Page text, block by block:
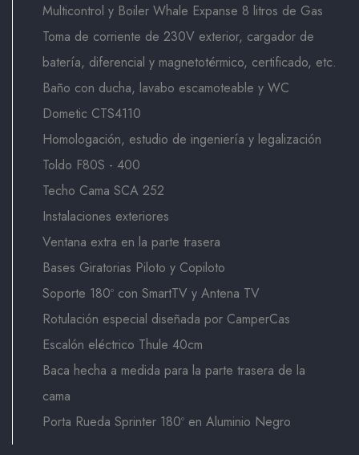
Multicontrol y Boiler Whale Expanse 8 litros de Gas
Toma de corriente de 230V exterior, cargador de
batería, diferencial y magnetotérmico, certificado, etc.
Baño con ducha, lavabo escamoteable y WC
Dometic CTS4110
Homologación, estudio de ingeniería y legalización
Toldo F80S - 400
Techo Cama SCA 252
Instalaciones exteriores
Ventana extra en la parte trasera
Bases Giratorias Piloto y Copiloto
Soporte 180º con SmartTV y Antena TV
Rotulación especial diseñada por CamperCas
Escalón eléctrico Thule 40cm
Baca hecha a medida para la parte trasera de la
cama
Porta Rueda Sprinter 180º en Aluminio Negro